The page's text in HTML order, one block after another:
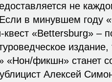
не
в минувшем году
«Bettersburg» –
издание,
«Нон/фикшн» станет
Алексей